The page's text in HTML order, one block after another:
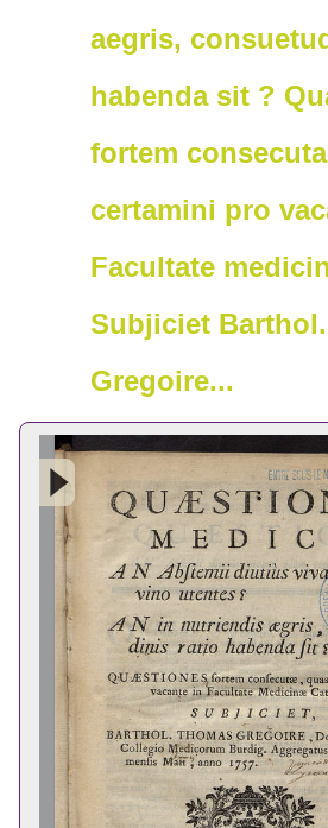
aegris,
habenda sit ?
fortem
certamini pro
Facultate
Subjiciet
Gregoire...